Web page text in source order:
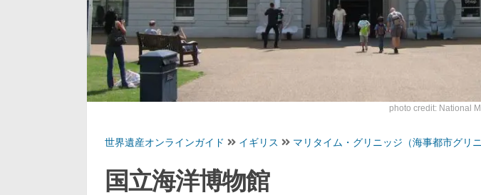
photo credit: National
世界遺産オンラインガイド イギリス マリタイム・グリニッジ（海事都市グリニ
国立海洋博物館